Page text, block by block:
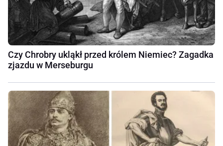
Czy Chrobry ukląkł przed królem Niemiec? Zagadka
zjazdu w Merseburgu